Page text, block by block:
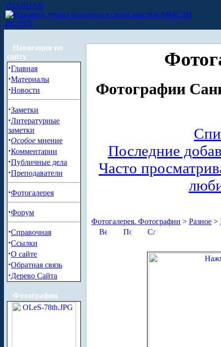
ГЛАВНАЯ
МЫСЛИ
ВСЛУХ
Навигация по
сайту
·Главная
·Материалы
·Новости
·Заметки
·Литературные
заметки
·Особое мнение
·Комментарии
·Публичные дела
·Преподаватели
·Фотогалерея
·Форум
·Справочная
·Ссылки
·О сайте
·Обратная связь
·Дерево Сайта
Фотографии
Фотографии
Последние
Часто
Фотогалерея. Фотографии > Разное >